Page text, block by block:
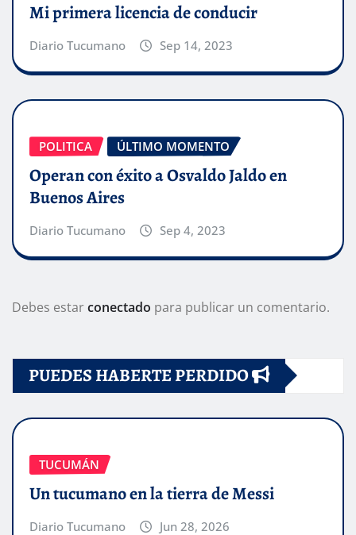
Mi primera licencia de conducir
Diario Tucumano Sep 14, 2023
POLITICA ÚLTIMO MOMENTO
Operan con éxito a Osvaldo Jaldo en
Buenos Aires
Diario Tucumano Sep 4, 2023
Debes estarconectado para publicar un comentario.
PUEDES HABERTE PERDIDO
TUCUMÁN
Un tucumano en la tierra de Messi
Diario Tucumano Jun 28, 2026